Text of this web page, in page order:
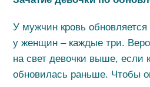
У мужчин кровь
у женщин – каждые три.
на свет девочки выше, если
обновилась раньше. Чтобы